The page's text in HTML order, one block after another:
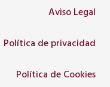
Aviso Legal
Política de privacidad
Política de Cookies